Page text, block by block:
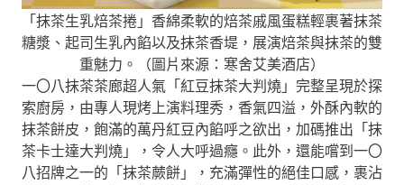
「抹茶生乳焙茶捲」香綿柔軟的焙茶戚風蛋糕輕裹著抹茶
糖漿、起司生乳內餡以及抹茶香堤，展演焙茶與抹茶的雙
重魅力。（圖片來源：寒舍艾美酒店）
一〇八抹茶茶廊超人氣「紅豆抹茶大判燒」完整呈現於探
索廚房，由專人現烤上演料理秀，香氣四溢，外酥內軟的
抹茶餅皮，飽滿的萬丹紅豆內餡呼之欲出，加碼推出「抹
茶卡士達大判燒」，令人大呼過癮。此外，還能嚐到一〇
八招牌之一的「抹茶蕨餅」，充滿彈性的絕佳口感，裹沾